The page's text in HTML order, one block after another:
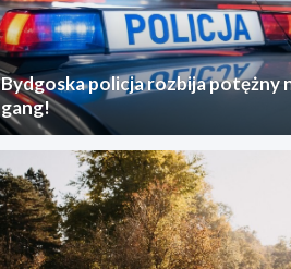
Bydgoska policja rozbija potężny
gang!